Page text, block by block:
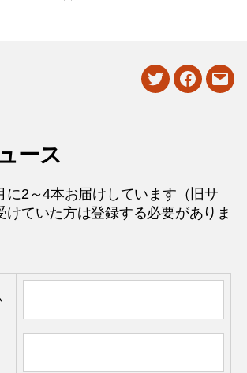
twitterfacebook
ース
に2～4本お届けしています（旧サ
けていた方は登録する必要がありま